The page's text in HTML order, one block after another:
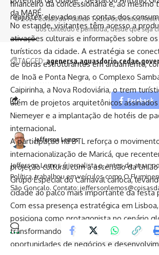
financeiro da concessionária e, ao mesmo
reajustes elevados nas contas dos
TAGGED:agenersa aguasdorio cedae
Facebook
Jefferson Lemos
Jefferson Lemos é jornalista e, antes de atuar
Política, trabalhou em veículos como O
São Gonçalo. Contato:
da MARÉ.
No estande, visitantes têm acesso a
ativações culturais e informações sobre
turísticos da cidade. A estratégia se
de obras estruturantes em andamento,
de Inoã e Ponta Negra, o Complexo
Caipirinha, a Nova Rodoviária, o trem
além de projetos arquitetônicos
Niemeyer e a implantação de hotéis de
internacional.
A participação na BTL reforça o
internacionalização de Maricá, que
projeção cultural com a ascensão da
Grupo Especial do Carnaval carioca,
cidade ao palco mais importante da festa
Com essa presença estratégica em
posiciona como protagonista no cenário
transformando identidade cultural e
oportunidades de negócios e
© 2024 Coisas da Política. Todos os Direitos
dos conteúdo é permitida, desde que seja